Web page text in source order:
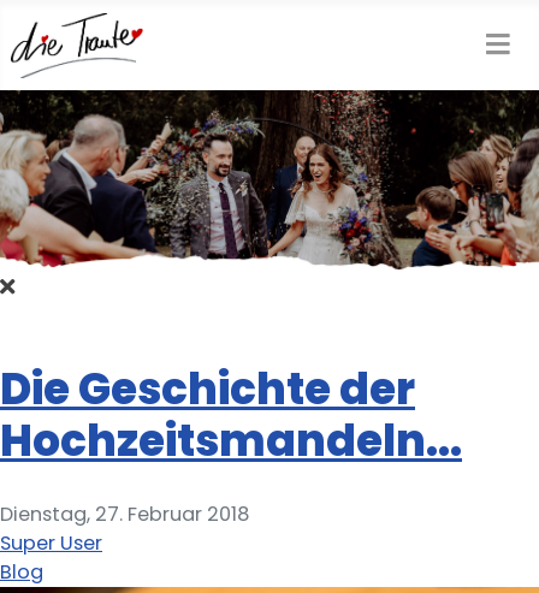
Die Geschichte der
Hochzeitsmandeln...
Dienstag, 27. Februar 2018
Super User
Blog